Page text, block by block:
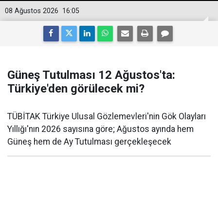
16:05
08 Ağustos 2026
Güneş Tutulması 12 Ağustos'ta:
Türkiye'den görülecek mi?
TÜBİTAK Türkiye Ulusal Gözlemevleri'nin Gök Olayları
Yıllığı'nın 2026 sayısına göre; Ağustos ayında hem
Güneş hem de Ay Tutulması gerçekleşecek